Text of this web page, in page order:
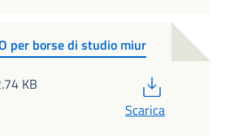
per borse di studio miur
KB
Scarica